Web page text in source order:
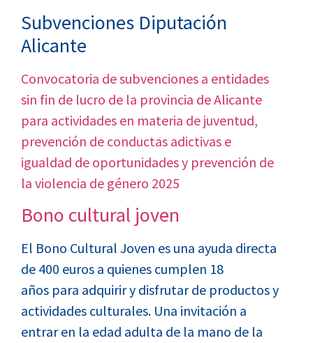
Subvenciones Diputación
Alicante
Convocatoria de subvenciones a entidades
sin fin de lucro de la provincia de Alicante
para actividades en materia de juventud,
prevención de conductas adictivas e
igualdad de oportunidades y prevención de
la violencia de género 2025
Bono cultural joven
El Bono Cultural Joven es una ayuda directa
de 400 euros a quienes cumplen 18
años para adquirir y disfrutar de productos y
actividades culturales. Una invitación a
entrar en la edad adulta de la mano de la